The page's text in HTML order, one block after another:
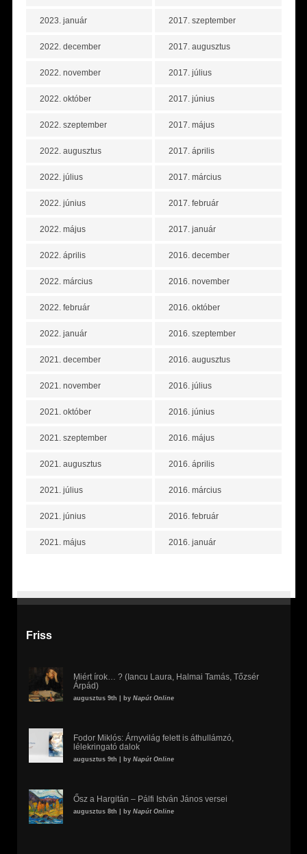
2023. január
2022. december
2022. november
2022. október
2022. szeptember
2022. augusztus
2022. július
2022. június
2022. május
2022. április
2022. március
2022. február
2022. január
2021. december
2021. november
2021. október
2021. szeptember
2021. augusztus
2021. július
2021. június
2021. május
2017. szeptember
2017. augusztus
2017. július
2017. június
2017. május
2017. április
2017. március
2017. február
2017. január
2016. december
2016. november
2016. október
2016. szeptember
2016. augusztus
2016. július
2016. június
2016. május
2016. április
2016. március
2016. február
2016. január
Friss
Miért írok… ? (Iancu Laura, Halmai Tamás, Tőzsér
Árpád)
augusztus 9th | by Napút Online
Fodor Miklós: Árnyvilág felett is áthullámzó,
lélekringató dalok
augusztus 9th | by Napút Online
Ősz a Hargitán – Pálfi István János versei
augusztus 8th | by Napút Online